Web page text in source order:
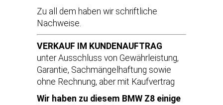
Zu all dem haben wir schriftliche
Nachweise.
VERKAUF IM KUNDENAUFTRAG
unter Ausschluss von Gewährleistung,
Garantie, Sachmängelhaftung sowie
ohne Rechnung, aber mit Kaufvertrag
Wir haben zu diesem BMW Z8 einige